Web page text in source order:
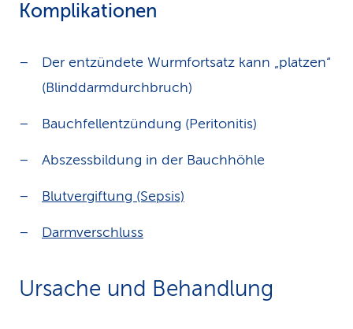
Komplikationen
Der entzündete Wurmfortsatz kann „platzen“
(Blinddarmdurchbruch)
Bauchfellentzündung (Peritonitis)
Abszessbildung in der Bauchhöhle
Blutvergiftung (Sepsis)
Darmverschluss
Ursache und Behandlung